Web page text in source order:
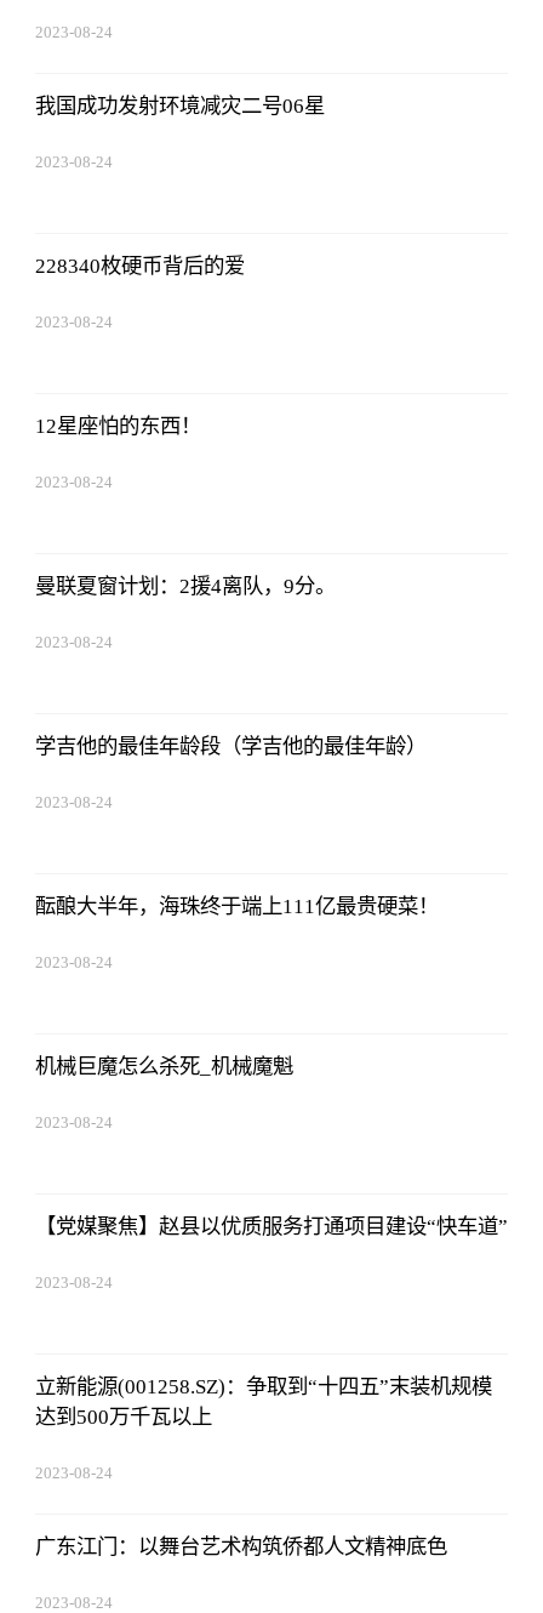
2023-08-24
我国成功发射环境减灾二号06星
2023-08-24
228340枚硬币背后的爱
2023-08-24
12星座怕的东西！
2023-08-24
曼联夏窗计划：2援4离队，9分。
2023-08-24
学吉他的最佳年龄段（学吉他的最佳年龄）
2023-08-24
酝酿大半年，海珠终于端上111亿最贵硬菜！
2023-08-24
机械巨魔怎么杀死_机械魔魁
2023-08-24
【党媒聚焦】赵县以优质服务打通项目建设“快车道”
2023-08-24
立新能源(001258.SZ)：争取到“十四五”末装机规模
达到500万千瓦以上
2023-08-24
广东江门：以舞台艺术构筑侨都人文精神底色
2023-08-24